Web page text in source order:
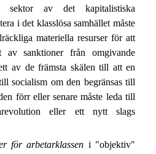
av det kapitalistiska
i det klasslösa samhället måste
materiella resurser för att
av sanktioner från omgivande
av de främsta skälen till att en
socialism om den begränsas till
förr eller senare måste leda till
eller ett nytt slags
för arbetarklassen i "objektiv"